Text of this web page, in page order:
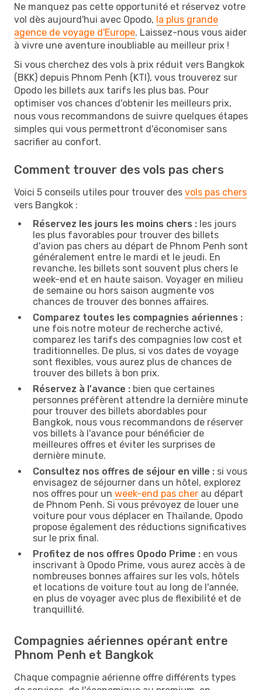
Ne manquez pas cette opportunité et réservez votre
vol dès aujourd'hui avec Opodo, la plus grande
agence de voyage d'Europe. Laissez-nous vous aider
à vivre une aventure inoubliable au meilleur prix !
Si vous cherchez des vols à prix réduit vers Bangkok
(BKK) depuis Phnom Penh (KTI), vous trouverez sur
Opodo les billets aux tarifs les plus bas. Pour
optimiser vos chances d'obtenir les meilleurs prix,
nous vous recommandons de suivre quelques étapes
simples qui vous permettront d'économiser sans
sacrifier au confort.
Comment trouver des vols pas chers
Voici 5 conseils utiles pour trouver des vols pas chers
vers Bangkok :
Réservez les jours les moins chers : les jours
les plus favorables pour trouver des billets
d'avion pas chers au départ de Phnom Penh sont
généralement entre le mardi et le jeudi. En
revanche, les billets sont souvent plus chers le
week-end et en haute saison. Voyager en milieu
de semaine ou hors saison augmente vos
chances de trouver des bonnes affaires.
Comparez toutes les compagnies aériennes :
une fois notre moteur de recherche activé,
comparez les tarifs des compagnies low cost et
traditionnelles. De plus, si vos dates de voyage
sont flexibles, vous aurez plus de chances de
trouver des billets à bon prix.
Réservez à l'avance : bien que certaines
personnes préfèrent attendre la dernière minute
pour trouver des billets abordables pour
Bangkok, nous vous recommandons de réserver
vos billets à l'avance pour bénéficier de
meilleures offres et éviter les surprises de
dernière minute.
Consultez nos offres de séjour en ville : si vous
envisagez de séjourner dans un hôtel, explorez
nos offres pour un week-end pas cher au départ
de Phnom Penh. Si vous prévoyez de louer une
voiture pour vous déplacer en Thaïlande, Opodo
propose également des réductions significatives
sur le prix final.
Profitez de nos offres Opodo Prime : en vous
inscrivant à Opodo Prime, vous aurez accès à de
nombreuses bonnes affaires sur les vols, hôtels
et locations de voiture tout au long de l'année,
en plus de voyager avec plus de flexibilité et de
tranquillité.
Compagnies aériennes opérant entre
Phnom Penh et Bangkok
Chaque compagnie aérienne offre différents types